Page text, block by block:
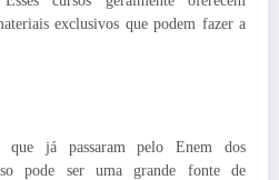
exclusivos que podem fazer a
que já passaram pelo Enem dos
pode ser uma grande fonte de